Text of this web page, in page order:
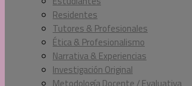
Residentes
Tutores & Profesionales
Ética & Profesionalismo
Narrativa & Experiencias
Investigación Original